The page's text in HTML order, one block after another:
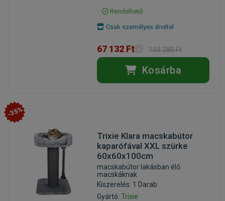
Rendelhető
Csak személyes átvétel
67 132 Ft 103 280 Ft
Kosárba
-35%
Trixie Klara macskabútor
kaparófával XXL szürke
60x60x100cm
macskabútor lakásban élő
macskáknak
Kiszerelés: 1 Darab
Gyártó: Trixie